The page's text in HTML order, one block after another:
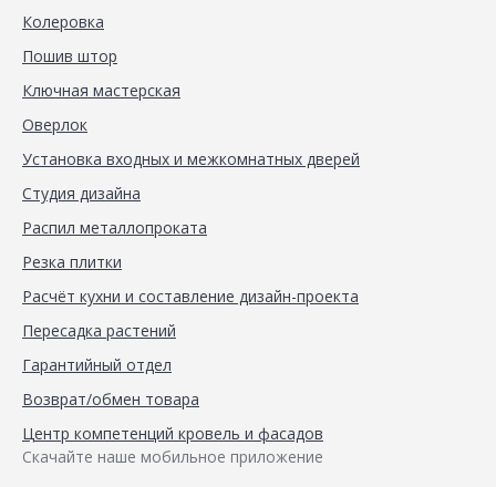
Колеровка
Пошив штор
Ключная мастерская
Оверлок
Установка входных и межкомнатных дверей
Студия дизайна
Распил металлопроката
Резка плитки
Расчёт кухни и составление дизайн-проекта
Пересадка растений
Гарантийный отдел
Возврат/обмен товара
Центр компетенций кровель и фасадов
Скачайте наше мобильное приложение